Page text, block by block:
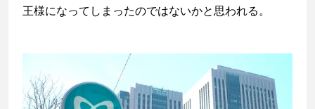
王様になってしまったのではないかと思われる。